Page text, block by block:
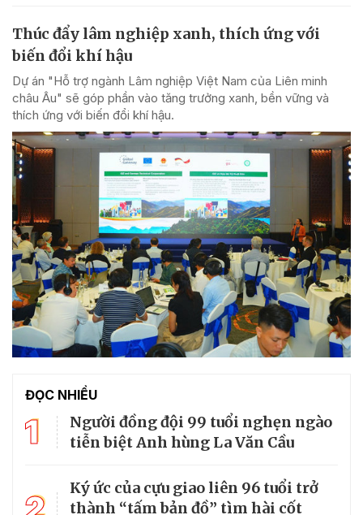
Thúc đẩy lâm nghiệp xanh, thích ứng với
biến đổi khí hậu
Dự án "Hỗ trợ ngành Lâm nghiệp Việt Nam của Liên minh
châu Âu" sẽ góp phần vào tăng trưởng xanh, bền vững và
thích ứng với biến đổi khí hậu.
ĐỌC NHIỀU
1
Người đồng đội 99 tuổi nghẹn ngào
tiễn biệt Anh hùng La Văn Cầu
Ký ức của cựu giao liên 96 tuổi trở
thành “tấm bản đồ” tìm hài cốt